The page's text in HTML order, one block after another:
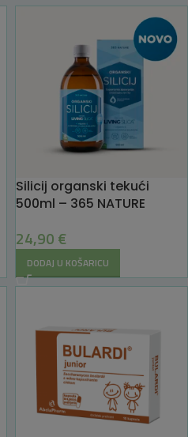
Silicij organski tekući
500ml – 365 NATURE
24,90 €
DODAJ U KOŠARICU